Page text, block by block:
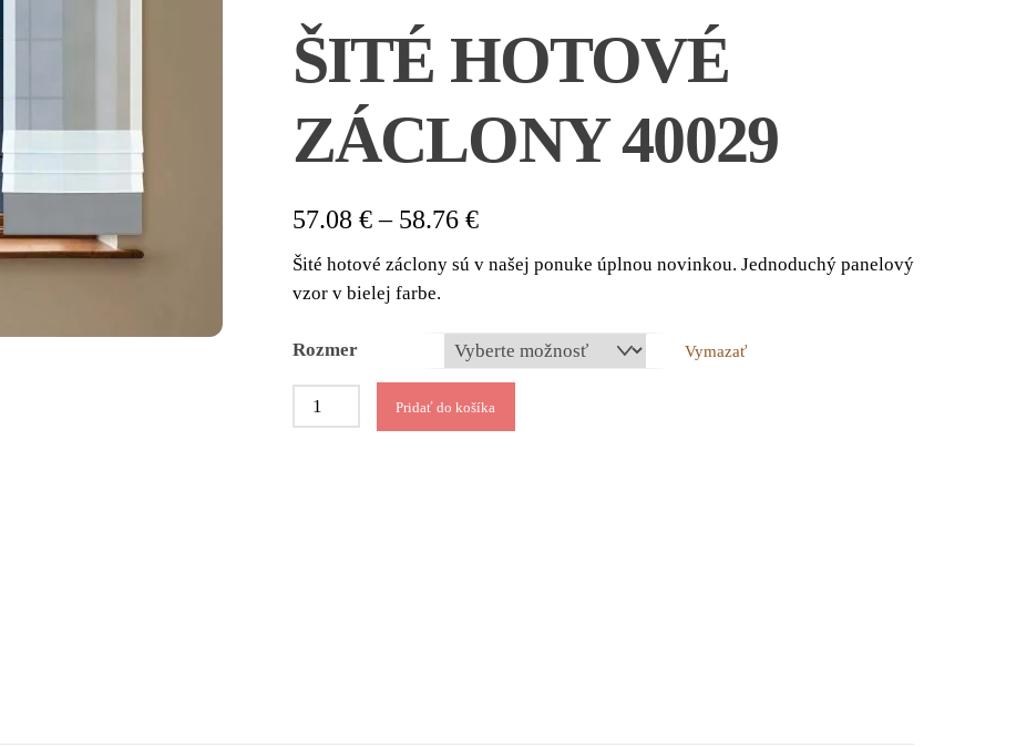
ŠITÉ HOTOVÉ
ZÁCLONY 40029
57.08 € – 58.76 €Price
57.08 €
58.76 €
Šité hotové záclony sú v našej ponuke úplnou novinkou. Jednoduchý panelový
vzor v bielej farbe.
Rozmer Vymazať
množstvo
Šité
Pridať do košíka